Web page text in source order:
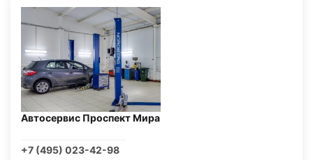
Автосервис Проспект Мира
+7 (495) 023-42-98